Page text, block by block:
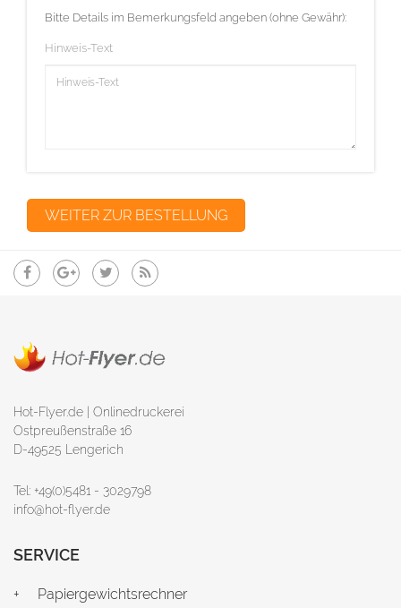
Bitte Details im Bemerkungsfeld angeben (ohne Gewähr):
Hinweis-Text
Hot-Flyer.de | Onlinedruckerei
Ostpreußenstraße 16
D-49525 Lengerich
Tel: +49(0)5481 - 3029798
info@hot-flyer.de
SERVICE
Papiergewichtsrechner